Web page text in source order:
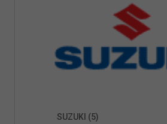
SUZUKI (5)